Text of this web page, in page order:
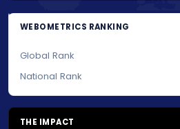
WEBOMETRICS RANKING
Global Rank
National Rank
THE IMPACT